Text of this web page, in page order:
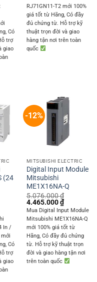
₫.
Có
trợ
giao
was:
8.100.000 ₫.
is:
7.125.000
RJ71GN11-T2 mới 100%
giá tốt từ Hãng, Có đầy
đủ chứng từ. Hỗ trợ kỹ
thuật trọn đời và giao
hàng tận nơi trên toàn
quốc
(24
₫.
In /
Có
trợ
giao
-12%
MITSUBISHI ELECTRIC
Digital Input Module
Mitsubishi
ME1X16NA-Q
5.076.000₫
Original
price
was:
5.076.000 ₫.
4.465.000₫Current
price
is:
4.465.000
Mua Digital Input Module
Mitsubishi ME1X16NA-Q
mới 100% giá tốt từ
Hãng, Có đầy đủ chứng
từ. Hỗ trợ kỹ thuật trọn
đời và giao hàng tận nơi
trên toàn quốc